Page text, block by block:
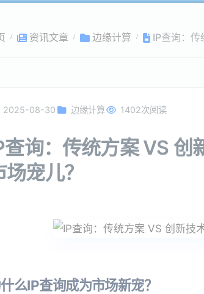
资讯文章 边缘计算 IP查询：传
2025-08-30 边缘计算 1402次阅读
查询：传统方案 VS 创
场宠儿？
么IP查询成为市场新宠？